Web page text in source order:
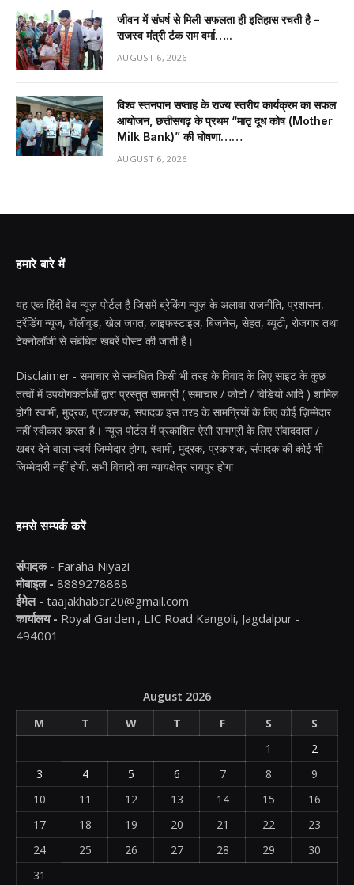
जीवन में संघर्ष से मिली सफलता ही इतिहास रचती है –
राजस्व मंत्री टंक राम वर्मा…..
AUGUST 6, 2026
विश्व स्तनपान सप्ताह के राज्य स्तरीय कार्यक्रम का सफल
आयोजन, छत्तीसगढ़ के प्रथम “मातृ दूध कोष (Mother
Milk Bank)” की घोषणा……
AUGUST 6, 2026
हमारे बारे में
यह एक हिंदी वेब न्यूज़ पोर्टल है जिसमें ब्रेकिंग न्यूज़ के अलावा राजनीति, प्रशासन,
ट्रेंडिंग न्यूज, बॉलीवुड, खेल जगत, लाइफस्टाइल, बिजनेस, सेहत, ब्यूटी, रोजगार तथा
टेक्नोलॉजी से संबंधित खबरें पोस्ट की जाती है।
Disclaimer - समाचार से सम्बंधित किसी भी तरह के विवाद के लिए साइट के कुछ
तत्वों में उपयोगकर्ताओं द्वारा प्रस्तुत सामग्री ( समाचार / फोटो / विडियो आदि ) शामिल
होगी स्वामी, मुद्रक, प्रकाशक, संपादक इस तरह के सामग्रियों के लिए कोई ज़िम्मेदार
नहीं स्वीकार करता है। न्यूज़ पोर्टल में प्रकाशित ऐसी सामग्री के लिए संवाददाता /
खबर देने वाला स्वयं जिम्मेदार होगा, स्वामी, मुद्रक, प्रकाशक, संपादक की कोई भी
जिम्मेदारी नहीं होगी. सभी विवादों का न्यायक्षेत्र रायपुर होगा
हमसे सम्पर्क करें
संपादक - Faraha Niyazi
मोबाइल - 8889278888
ईमेल - taajakhabar20@gmail.com
कार्यालय - Royal Garden , LIC Road Kangoli, Jagdalpur -
494001
August 2026
M
T W T F S
S
1
2
3
4 5 6 7 8
9
10
11 12 13 14 15
16
17
18 19 20 21 22
23
24
25 26 27 28 29
30
31